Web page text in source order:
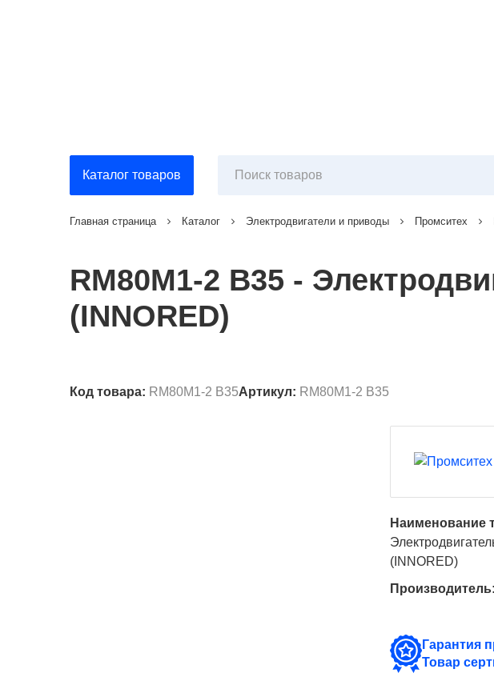
Каталог товаров
Главная страница Каталог Электродвигатели и приводы Промситех
RM80M1-2 B35 -
(INNORED)
Код товара: RM80M1-2 B35Артикул: RM80M1-2 B35
Наименование
(INNORED)
Производитель:
Гарантия
Товар